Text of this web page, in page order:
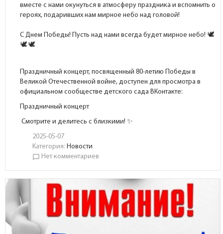
вместе с нами окунуться в атмосферу праздника и вспомнить о
героях, подаривших нам мирное небо над головой!
С Днем Победы! Пусть над нами всегда будет мирное небо!
Праздничный концерт, посвященный 80-летию Победы в
Великой Отечественной войне, доступен для просмотра в
официальном сообществе детского сада ВКонтакте:
Праздничный концерт
Смотрите и делитесь с близкими! ✨
2025-05-07
Категория:Новости
chat_bubble_outline Нет комментариев